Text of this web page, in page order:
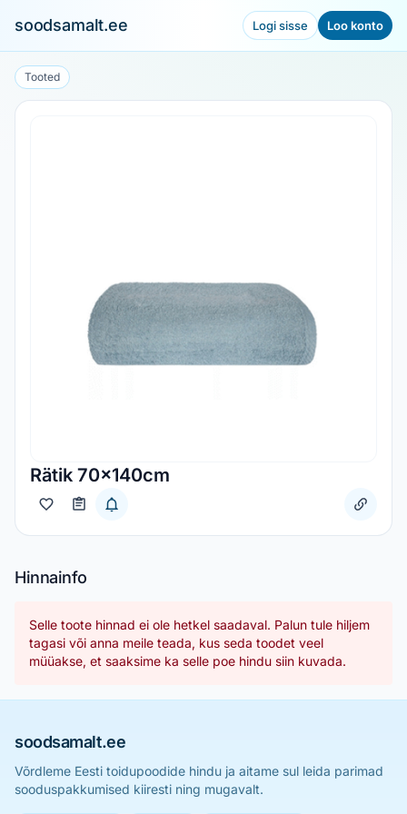
soodsamalt.ee Logi sisse Loo konto
Tooted
Rätik 70x140cm
Hinnainfo
Selle toote hinnad ei ole hetkel saadaval. Palun tule hiljem
tagasi või anna meile teada, kus seda toodet veel
müüakse, et saaksime ka selle poe hindu siin kuvada.
soodsamalt.ee
Võrdleme Eesti toidupoodide hindu ja aitame sul leida parimad
sooduspakkumised kiiresti ning mugavalt.